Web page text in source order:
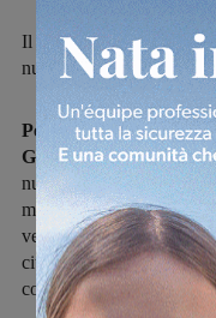
Il Sindaco di San
nuove indicazioni
Per contenere la
Giovanni Valdarno
nuove indicazioni.
marzo non si può
verdi attrezzate. Inoltre è
cittadino comunale e del
comunque l’erogazione